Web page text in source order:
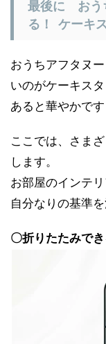
最後に おう
る！ ケーキ
おうちアフタヌ
いのがケーキスタ
あると華やかで
ここでは、さま
します。
お部屋のインテ
自分なりの基準
〇折りたたみで